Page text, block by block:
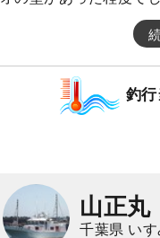
釣
山正丸
千葉県 い